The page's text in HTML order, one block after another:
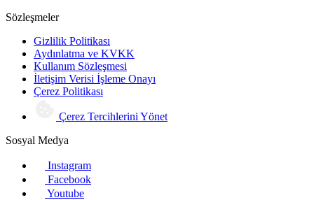
Sözleşmeler
Gizlilik Politikası
Aydınlatma ve KVKK
Kullanım Sözleşmesi
İletişim Verisi İşleme Onayı
Çerez Politikası
Çerez Tercihlerini Yönet
Sosyal Medya
Instagram
Facebook
Youtube